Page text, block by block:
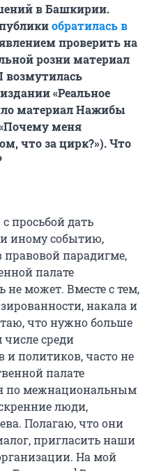
в Башкирии.
обратилась в
проверить на
розни материал
возмутилась
«Реальное
материал Нажибы
меня
что за цирк?»). Что
просьбой дать
иному событию,
правовой парадигме,
палате
не может. Вместе с тем,
накала и
что нужно больше
числе среди
и политиков, часто не
палате
по межнациональным
люди,
Полагаю, что они
пригласить наши
На мой